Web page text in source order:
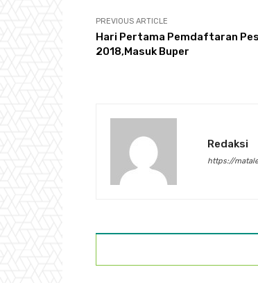
PREVIOUS ARTICLE
Hari Pertama Pemdaftaran
2018,Masuk Buper
Redaksi
https://